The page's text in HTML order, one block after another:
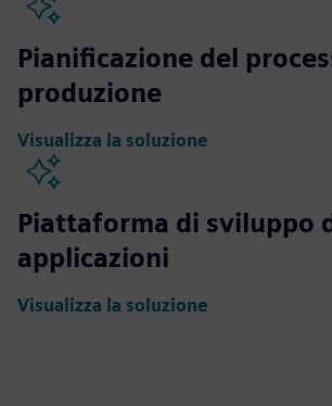
Pianificazione del
produzione
Visualizza la soluzione
Piattaforma di sviluppo
applicazioni
Visualizza la soluzione